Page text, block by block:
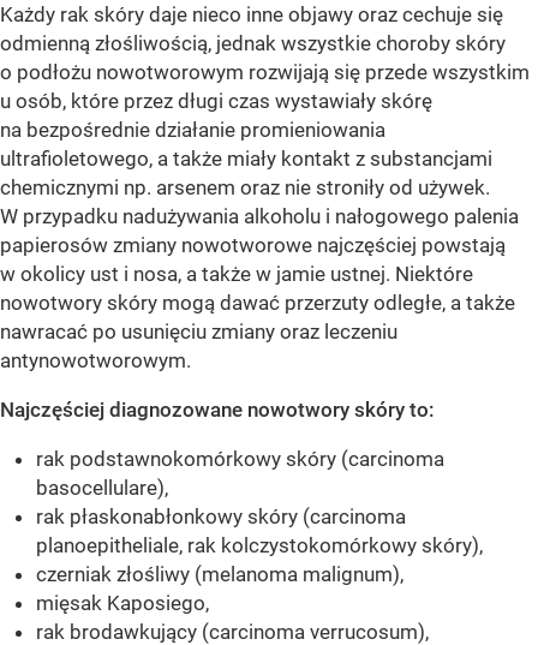
Każdy rak skóry daje nieco inne objawy oraz cechuje się
odmienną złośliwością, jednak wszystkie choroby skóry
o podłożu nowotworowym rozwijają się przede wszystkim
u osób, które przez długi czas wystawiały skórę
na bezpośrednie działanie promieniowania
ultrafioletowego, a także miały kontakt z substancjami
chemicznymi np. arsenem oraz nie stroniły od używek.
W przypadku nadużywania alkoholu i nałogowego palenia
papierosów zmiany nowotworowe najczęściej powstają
w okolicy ust i nosa, a także w jamie ustnej. Niektóre
nowotwory skóry mogą dawać przerzuty odległe, a także
nawracać po usunięciu zmiany oraz leczeniu
antynowotworowym.
Najczęściej diagnozowane nowotwory skóry to:
rak podstawnokomórkowy skóry (carcinoma
basocellulare),
rak płaskonabłonkowy skóry (carcinoma
planoepitheliale, rak kolczystokomórkowy skóry),
czerniak złośliwy (melanoma malignum),
mięsak Kaposiego,
rak brodawkujący (carcinoma verrucosum),